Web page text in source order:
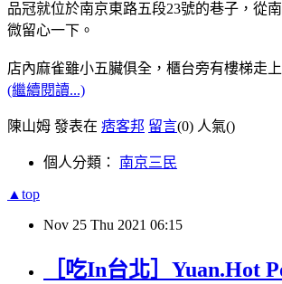
品冠就位於南京東路五段23號的巷子，從
微留心一下。
店內麻雀雖小五臟俱全，櫃台旁有樓梯走
(繼續閱讀...)
陳山姆 發表在 痞客邦 留言(0) 人氣()
個人分類： 南京三民
▲top
Nov 25 Thu 2021 06:15
［吃In台北］Yuan.Hot